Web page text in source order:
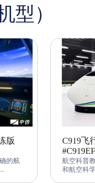
型）
版
的舷
C919飞
#C919EF
航空科普
和航空科